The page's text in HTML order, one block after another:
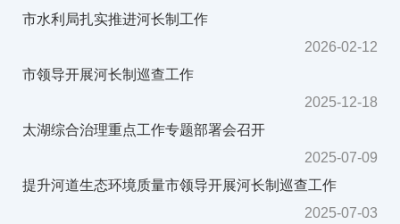
市水利局扎实推进河长制工作
2026-02-12
市领导开展河长制巡查工作
2025-12-18
太湖综合治理重点工作专题部署会召开
2025-07-09
提升河道生态环境质量市领导开展河长制巡查工作
2025-07-03